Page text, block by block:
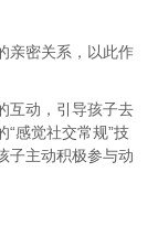
亲密关系，以此作
互动，引导孩子去
感觉社交常规”技
子主动积极参与动